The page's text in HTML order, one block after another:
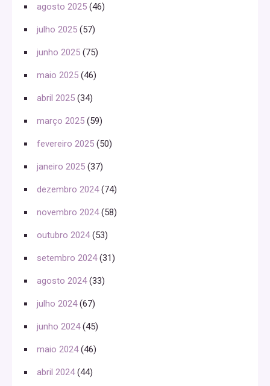
agosto 2025 (46)
julho 2025 (57)
junho 2025 (75)
maio 2025 (46)
abril 2025 (34)
março 2025 (59)
fevereiro 2025 (50)
janeiro 2025 (37)
dezembro 2024(74)
novembro 2024(58)
outubro 2024(53)
setembro 2024(31)
agosto 2024(33)
julho 2024(67)
junho 2024(45)
maio 2024(46)
abril 2024(44)